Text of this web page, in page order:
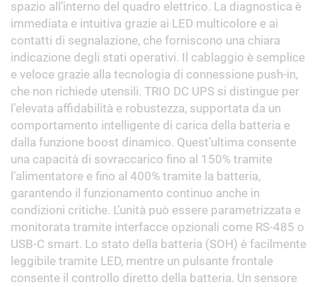
spazio all’interno del quadro elettrico. La diagnostica è
immediata e intuitiva grazie ai LED multicolore e ai
contatti di segnalazione, che forniscono una chiara
indicazione degli stati operativi. Il cablaggio è semplice
e veloce grazie alla tecnologia di connessione push-in,
che non richiede utensili. TRIO DC UPS si distingue per
l’elevata affidabilità e robustezza, supportata da un
comportamento intelligente di carica della batteria e
dalla funzione boost dinamico. Quest’ultima consente
una capacità di sovraccarico fino al 150% tramite
l’alimentatore e fino al 400% tramite la batteria,
garantendo il funzionamento continuo anche in
condizioni critiche. L’unità può essere parametrizzata e
monitorata tramite interfacce opzionali come RS-485 o
USB-C smart. Lo stato della batteria (SOH) è facilmente
leggibile tramite LED, mentre un pulsante frontale
consente il controllo diretto della batteria. Un sensore